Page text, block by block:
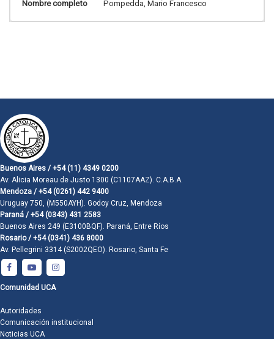
Nombre completo Pompedda, Mario Francesco
Buenos Aires / +54 (11) 4349 0200
Av. Alicia Moreau de Justo 1300 (C1107AAZ). C.A.B.A.
Mendoza / +54 (0261) 442 9400
Uruguay 750, (M550AYH). Godoy Cruz, Mendoza
Paraná / +54 (0343) 431 2583
Buenos Aires 249 (E3100BQF). Paraná, Entre Ríos
Rosario / +54 (0341) 436 8000
Av. Pellegrini 3314 (S2002QEO). Rosario, Santa Fe
Comunidad UCA
Autoridades
Comunicación institucional
Noticias UCA